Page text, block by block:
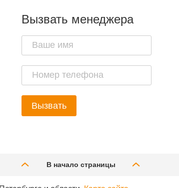
Вызвать менеджера
Вызвать
В начало страницы